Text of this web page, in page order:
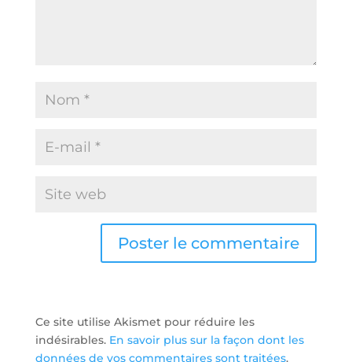
Ce site utilise Akismet pour réduire les
indésirables. En savoir plus sur la façon dont les
données de vos commentaires sont traitées.